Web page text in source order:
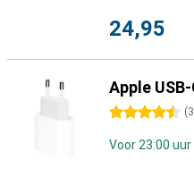
24,95
Apple
4.5 sterren (
Voor 23:00